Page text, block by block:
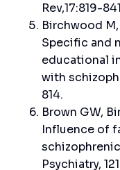
Rev,17:819-
Birchwood
Specific and
educational
with
814.
Brown GW,
Influence of
Psychiatry,